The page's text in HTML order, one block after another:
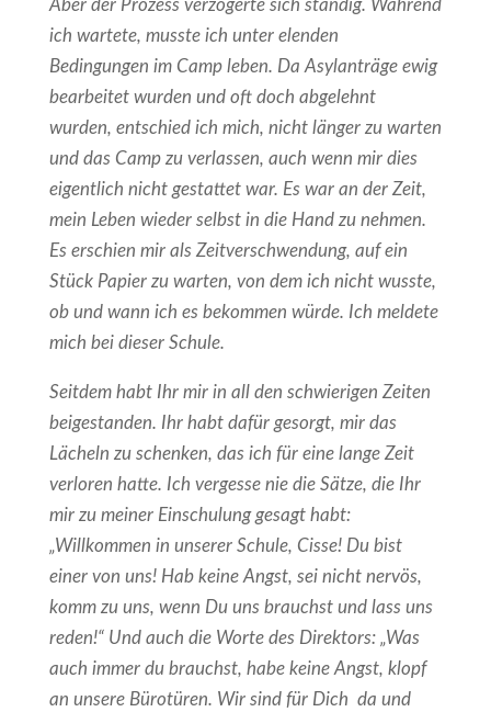
Aber der Prozess verzögerte sich ständig. Während
ich wartete, musste ich unter elenden
Bedingungen im Camp leben. Da Asylanträge ewig
bearbeitet wurden und oft doch abgelehnt
wurden, entschied ich mich, nicht länger zu warten
und das Camp zu verlassen, auch wenn mir dies
eigentlich nicht gestattet war. Es war an der Zeit,
mein Leben wieder selbst in die Hand zu nehmen.
Es erschien mir als Zeitverschwendung, auf ein
Stück Papier zu warten, von dem ich nicht wusste,
ob und wann ich es bekommen würde. Ich meldete
mich bei dieser Schule.
Seitdem habt Ihr mir in all den schwierigen Zeiten
beigestanden. Ihr habt dafür gesorgt, mir das
Lächeln zu schenken, das ich für eine lange Zeit
verloren hatte. Ich vergesse nie die Sätze, die Ihr
mir zu meiner Einschulung gesagt habt:
„Willkommen in unserer Schule, Cisse! Du bist
einer von uns! Hab keine Angst, sei nicht nervös,
komm zu uns, wenn Du uns brauchst und lass uns
reden!“ Und auch die Worte des Direktors: „Was
auch immer du brauchst, habe keine Angst, klopf
an unsere Bürotüren. Wir sind für Dich da und